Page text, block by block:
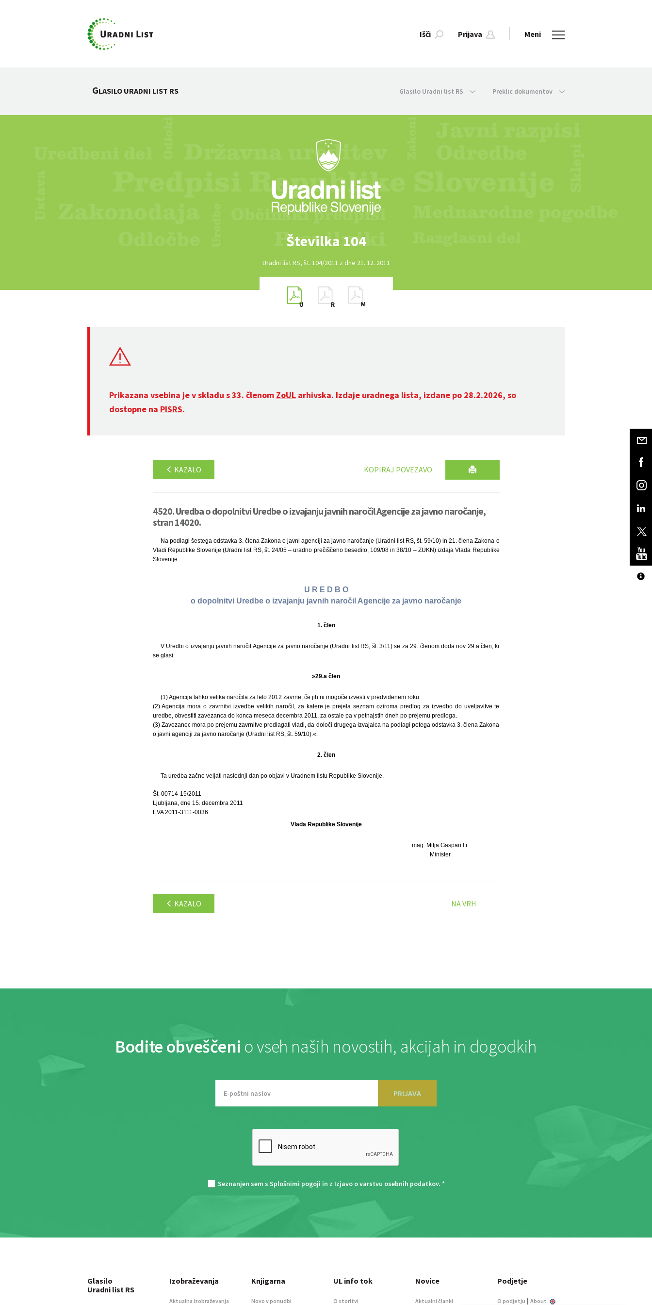
Išči Prijava Meni
GLASILO URADNI LIST RS Glasilo Uradni list RS Preklic dokumentov
Številka 104
Uradni list RS, št. 104/2011 z dne 21. 12. 2011
Prikazana vsebina je v skladu s 33. členom ZoUL arhivska. Izdaje uradnega lista, izdane po 28.2.2026, so
dostopne na PISRS.
KAZALO KOPIRAJ POVEZAVO
4520. Uredba o dopolnitvi Uredbe o izvajanju javnih naročil Agencije za javno naročanje,
stran 14020.
Na podlagi šestega odstavka 3. člena Zakona o javni agenciji za javno naročanje (Uradni list RS, št. 59/10) in 21. člena Zakona o
Vladi Republike Slovenije (Uradni list RS, št. 24/05 – uradno prečiščeno besedilo, 109/08 in 38/10 – ZUKN) izdaja Vlada Republike
Slovenije
U R E D B O
o dopolnitvi Uredbe o izvajanju javnih naročil Agencije za javno naročanje
1. člen
V Uredbi o izvajanju javnih naročil Agencije za javno naročanje (Uradni list RS, št. 3/11) se za 29. členom doda nov 29.a člen, ki
se glasi:
»29.a člen
(1) Agencija lahko velika naročila za leto 2012 zavrne, če jih ni mogoče izvesti v predvidenem roku.
(2) Agencija mora o zavrnitvi izvedbe velikih naročil, za katere je prejela seznam oziroma predlog za izvedbo do uveljavitve te
uredbe, obvestiti zavezanca do konca meseca decembra 2011, za ostale pa v petnajstih dneh po prejemu predloga.
(3) Zavezanec mora po prejemu zavrnitve predlagati vladi, da določi drugega izvajalca na podlagi petega odstavka 3. člena Zakona
o javni agenciji za javno naročanje (Uradni list RS, št. 59/10).«.
2. člen
Ta uredba začne veljati naslednji dan po objavi v Uradnem listu Republike Slovenije.
Št. 00714-15/2011
Ljubljana, dne 15. decembra 2011
EVA 2011-3111-0036
Vlada Republike Slovenije
mag. Mitja Gaspari l.r.
Minister
KAZALO NA VRH
Bodite obveščeni o vseh naših novostih, akcijah in dogodkih
PRIJAVA
Seznanjen sem s Splošnimi pogoji in z Izjavo o varstvu osebnih podatkov. *
Glasilo
Uradni list RS
Izobraževanja
Aktualna izobraževanja
Knjigarna
Novo v ponudbi
UL info tok
O storitvi
Novice
Aktualni članki
Podjetje
O podjetju | About